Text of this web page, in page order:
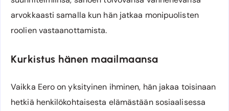
arvokkaasti samalla kun hän jatkaa monipuolisten
roolien vastaanottamista.
Kurkistus hänen maailmaansa
Vaikka Eero on yksityinen ihminen, hän jakaa toisinaan
hetkiä henkilökohtaisesta elämästään sosiaalisessa